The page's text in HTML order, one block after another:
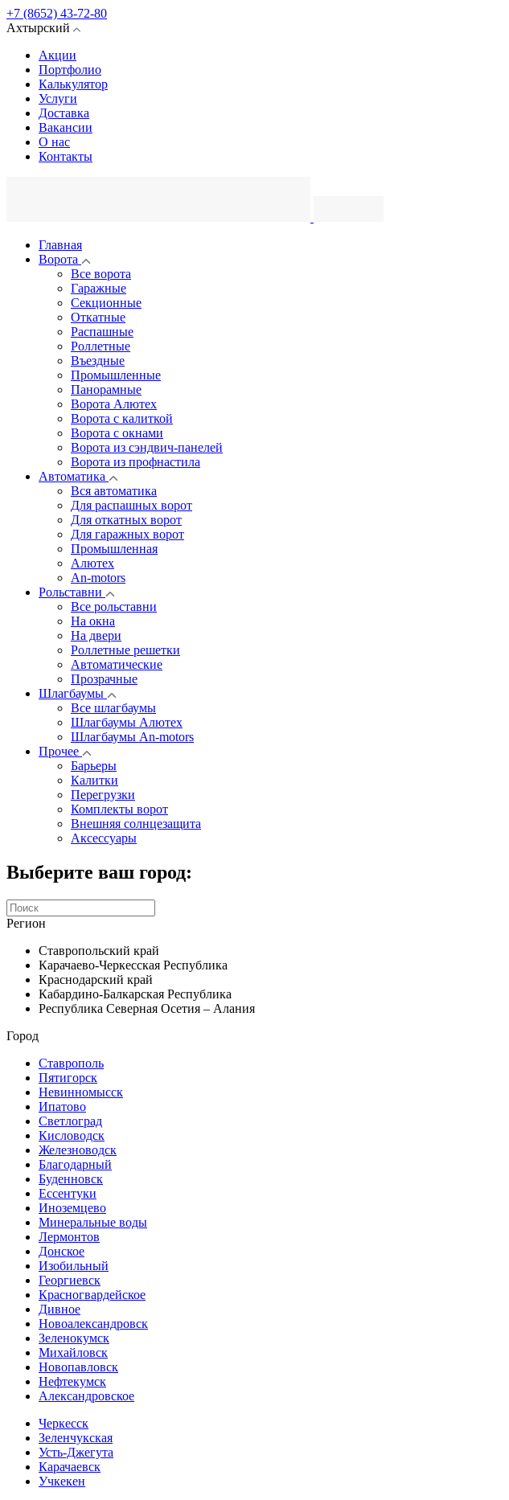
+7 (8652) 43-72-80
Ахтырский
Акции
Портфолио
Калькулятор
Услуги
Доставка
Вакансии
О нас
Контакты
Главная
Ворота
Все ворота
Гаражные
Секционные
Откатные
Распашные
Роллетные
Въездные
Промышленные
Панорамные
Ворота Алютех
Ворота с калиткой
Ворота c окнами
Ворота из сэндвич-панелей
Ворота из профнастила
Автоматика
Вся автоматика
Для распашных ворот
Для откатных ворот
Для гаражных ворот
Промышленная
Алютех
An-motors
Рольставни
Все рольставни
На окна
На двери
Роллетные решетки
Автоматические
Прозрачные
Шлагбаумы
Все шлагбаумы
Шлагбаумы Алютех
Шлагбаумы An-motors
Прочее
Барьеры
Калитки
Перегрузки
Комплекты ворот
Внешняя солнцезащита
Аксессуары
Выберите ваш город:
Регион
Ставропольский край
Карачаево-Черкесская Республика
Краснодарский край
Кабардино-Балкарская Республика
Республика Северная Осетия – Алания
Город
Ставрополь
Пятигорск
Невинномысск
Ипатово
Светлоград
Кисловодск
Железноводск
Благодарный
Буденновск
Ессентуки
Иноземцево
Минеральные воды
Лермонтов
Донское
Изобильный
Георгиевск
Красногвардейское
Дивное
Новоалександровск
Зеленокумск
Михайловск
Новопавловск
Нефтекумск
Александровское
Черкесск
Зеленчукская
Усть-Джегута
Карачаевск
Учкекен